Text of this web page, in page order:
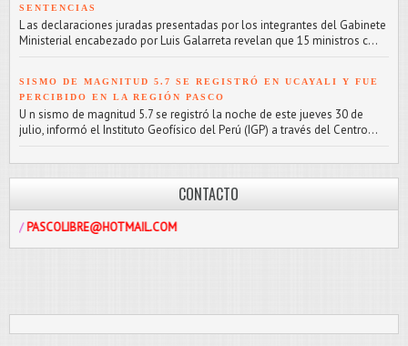
SENTENCIAS
L as declaraciones juradas presentadas por los integrantes del Gabinete
Ministerial encabezado por Luis Galarreta revelan que 15 ministros c...
SISMO DE MAGNITUD 5.7 SE REGISTRÓ EN UCAYALI Y FUE
PERCIBIDO EN LA REGIÓN PASCO
U n sismo de magnitud 5.7 se registró la noche de este jueves 30 de
julio, informó el Instituto Geofísico del Perú (IGP) a través del Centro...
CONTACTO